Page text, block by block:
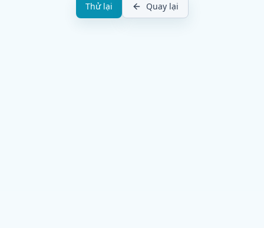
Thử lại Quay lại